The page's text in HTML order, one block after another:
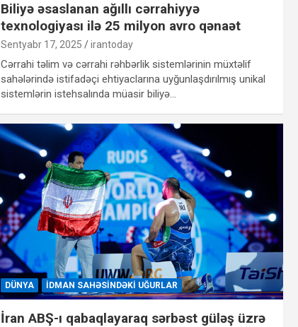
Biliyə əsaslanan ağıllı cərrahiyyə
texnologiyası ilə 25 milyon avro qənaət
Sentyabr 17, 2025 irantoday
Cərrahi təlim və cərrahi rəhbərlik sistemlərinin müxtəlif
sahələrində istifadəçi ehtiyaclarına uyğunlaşdırılmış unikal
sistemlərin istehsalında müasir biliyə…
DÜNYA İDMAN SAHƏSINDƏKI UĞURLAR
İran ABŞ-ı qabaqlayaraq sərbəst güləş üzrə